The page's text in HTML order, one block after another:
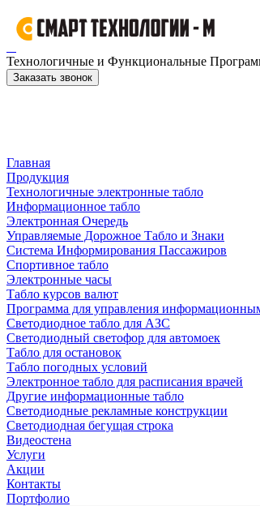
Технологичные и Функциональные
Заказать звонок
Главная
Продукция
Технологичные электронные табло
Информационное табло
Электронная Очередь
Управляемые Дорожное Табло и Знаки
Система Информирования Пассажиров
Спортивное табло
Электронные часы
Табло курсов валют
Программа для управления
Светодиодное табло для АЗС
Светодиодный светофор для автомоек
Табло для остановок
Табло погодных условий
Электронное табло для расписания врачей
Другие информационные табло
Светодиодные рекламные конструкции
Светодиодная бегущая строка
Видеостена
Услуги
Акции
Контакты
Портфолио